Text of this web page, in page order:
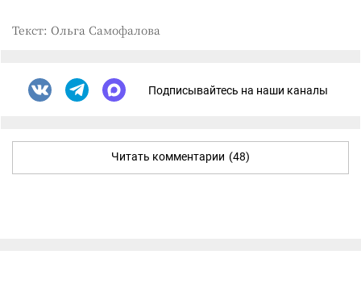
Текст: Ольга Самофалова
Подписывайтесь на наши каналы
Читать комментарии (48)